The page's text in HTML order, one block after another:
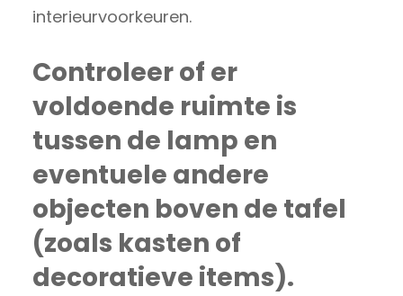
interieurvoorkeuren.
Controleer of er
voldoende ruimte is
tussen de lamp en
eventuele andere
objecten boven de tafel
(zoals kasten of
decoratieve items).